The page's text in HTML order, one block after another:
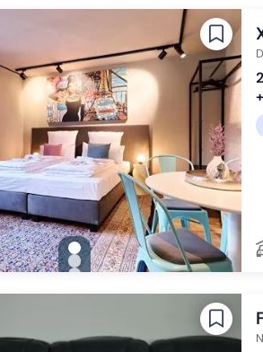
Zu Slide 4 wechseln
Zu Slide 5 wechseln
Zu Slide 6 wechseln
gallery.slide_selector
Zu Slide 1 wechseln
Zu Slide 2 wechseln